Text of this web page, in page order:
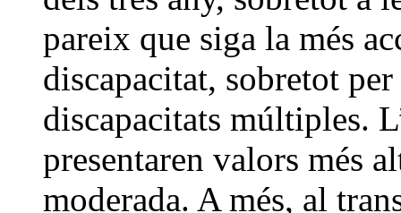
pareix que siga la més
discapacitat, sobretot
discapacitats múltiples.
presentaren valors més
moderada. A més, al